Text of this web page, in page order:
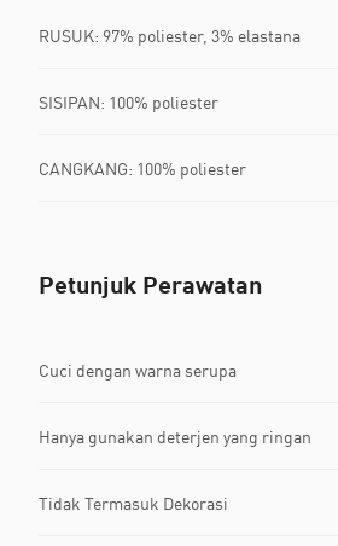
RUSUK: 97% poliester, 3% elastana
SISIPAN: 100% poliester
CANGKANG: 100% poliester
Petunjuk Perawatan
Cuci dengan warna serupa
Hanya gunakan deterjen yang ringan
Tidak Termasuk Dekorasi